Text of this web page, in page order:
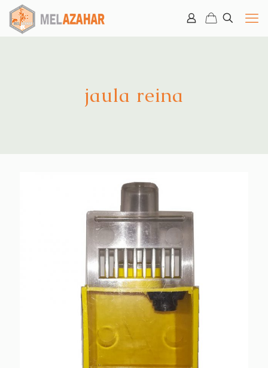
jaula reina